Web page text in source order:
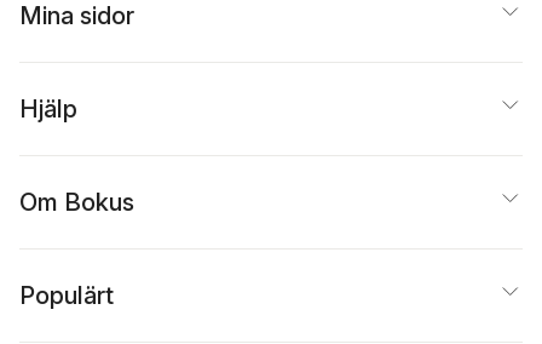
Mina sidor
Hjälp
Om Bokus
Populärt